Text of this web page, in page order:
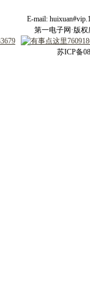
E-mail:
第一电子网·版权
苏ICP备